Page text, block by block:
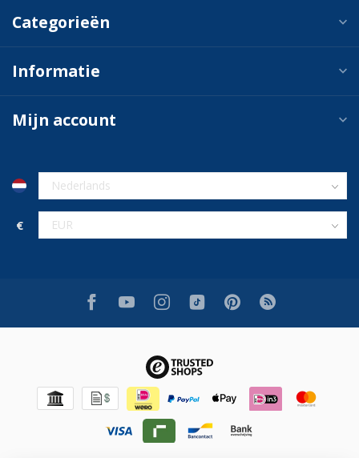
Categorieën
Informatie
Mijn account
€